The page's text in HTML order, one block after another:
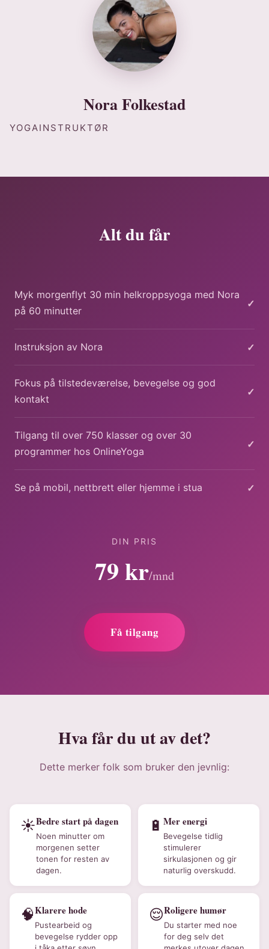
Nora Folkestad
YOGAINSTRUKTØR
Alt du får
Myk morgenflyt 30 min helkroppsyoga med Nora
på 60 minutter
✓
Instruksjon av Nora ✓
Fokus på tilstedeværelse, bevegelse og god
kontakt
✓
Tilgang til over 750 klasser og over 30
programmer hos OnlineYoga
✓
Se på mobil, nettbrett eller hjemme i stua ✓
DIN PRIS
79 kr/mnd
Få tilgang
Hva får du ut av det?
Dette merker folk som bruker den jevnlig:
☀️Bedre start på dagen
Noen minutter om
morgenen setter
tonen for resten av
dagen.
🔋 Mer energi
Bevegelse tidlig
stimulerer
sirkulasjonen og gir
naturlig overskudd.
🧠Klarere hode
Pustearbeid og
bevegelse rydder opp
😌Roligere humør
Du starter med noe
for deg selv det